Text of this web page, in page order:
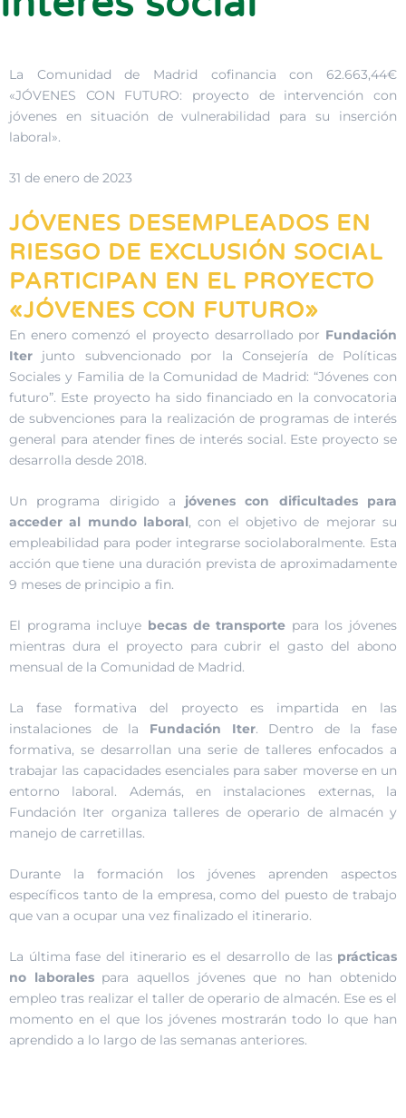
La Comunidad de Madrid cofinancia con 62.663,44€
«JÓVENES CON FUTURO: proyecto de intervención con
jóvenes en situación de vulnerabilidad para su inserción
laboral».
31 de enero de 2023
JÓVENES DESEMPLEADOS EN
RIESGO DE EXCLUSIÓN SOCIAL
PARTICIPAN EN EL PROYECTO
«JÓVENES CON FUTURO»
En enero comenzó el proyecto desarrollado por Fundación
Iter junto subvencionado por la Consejería de Políticas
Sociales y Familia de la Comunidad de Madrid: “Jóvenes con
futuro”. Este proyecto ha sido financiado en la convocatoria
de subvenciones para la realización de programas de interés
general para atender fines de interés social. Este proyecto se
desarrolla desde 2018.
Un programa dirigido a jóvenes con dificultades para
acceder al mundo laboral, con el objetivo de mejorar su
empleabilidad para poder integrarse sociolaboralmente. Esta
acción que tiene una duración prevista de aproximadamente
9 meses de principio a fin.
El programa incluye becas de transporte para los jóvenes
mientras dura el proyecto para cubrir el gasto del abono
mensual de la Comunidad de Madrid.
La fase formativa del proyecto es impartida en las
instalaciones de la Fundación Iter. Dentro de la fase
formativa, se desarrollan una serie de talleres enfocados a
trabajar las capacidades esenciales para saber moverse en un
entorno laboral. Además, en instalaciones externas, la
Fundación Iter organiza talleres de operario de almacén y
manejo de carretillas.
Durante la formación los jóvenes aprenden aspectos
específicos tanto de la empresa, como del puesto de trabajo
que van a ocupar una vez finalizado el itinerario.
La última fase del itinerario es el desarrollo de las prácticas
no laboralespara aquellos jóvenes que no han obtenido
empleo tras realizar el taller de operario de almacén. Ese es el
momento en el que los jóvenes mostrarán todo lo que han
aprendido a lo largo de las semanas anteriores.